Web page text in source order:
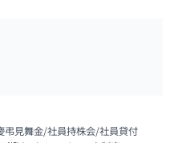
見舞金/社員持株会/社員貸付